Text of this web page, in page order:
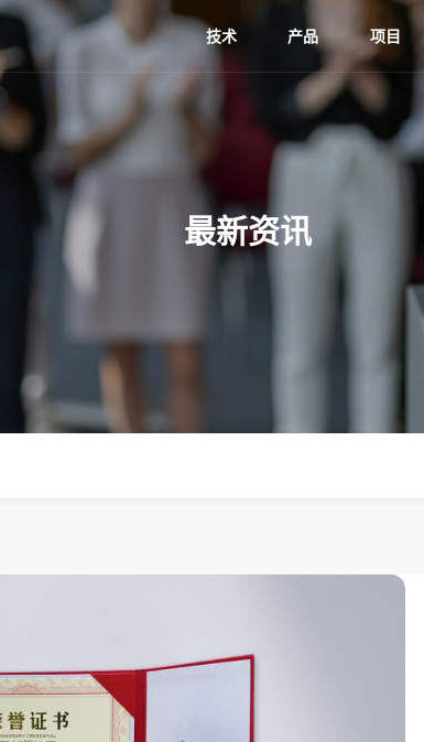
技术 产品 项目
最新资讯